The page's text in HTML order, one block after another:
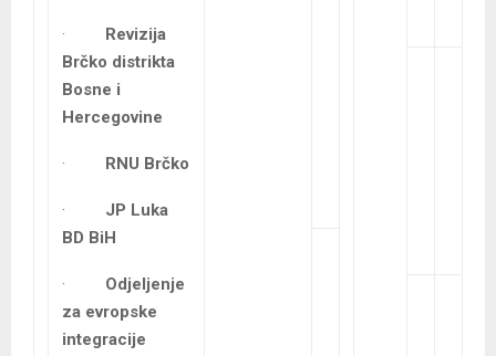
· Revizija
Brčko distrikta
Bosne i
Hercegovine
· RNU Brčko
· JP Luka
BD BiH
· Odjeljenje
za evropske
integracije